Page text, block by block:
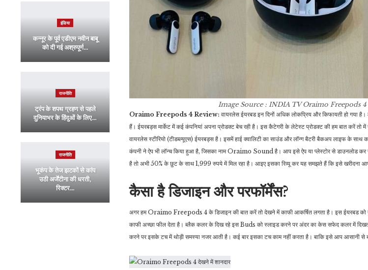
Image Source : INDIA TVOraimo Freepods 4
Oraimo Freepods 4 Review: वायरलेस ईयरबड इन दिनों अधिक लोकप्रिय और किफायती हो गया
हैं। ईयरबड्स मार्केट में कई कंपनियां अपना प्रोडक्ट बेच रही है। इस कैटेगरी के लेटेस्ट प्रोडक्ट की हम बात
वायरलेस स्टीरियो (टीडब्ल्यूएस) ईयरबड्स है। इसमें हाई क्वालिटी का साउंड और लॉन्ग बैटरी बैकअप लाइफ के
कंपनी ने ऐप भी लॉन्च किया हुआ है, जिसका नाम Oraimo Sound है। आप इसे ऐप या प्लेस्टोर से डाउनलोड
है तो अभी 50% के छुट के साथ 1,999 रुपये में मिल रहा है। आइए इसका रिव्यू कर यह समझते हैं कि इसे खरीदना
कैसा है डिजाइन और परफॉर्मेंस?
अगर हम Oraimo Freepods 4 के डिजाइन की बात करें तो देखने में काफी आकर्षित लगता है। इस ईयरबड को
काफी अच्छा फील देता है। ब्लैक कलर के दिख रहे इस Buds को स्लाइड करने पर अंदर का केस सफेद कलर में
करने पर इसके टच में थोड़ी समस्या नजर आती है। कई बार इसका टच काम नहीं करता है। बाकि इसे आप आसानी
इंडिया
कन्नूर के पूर्व एडीएम नवीन बाबू
को दी गई अश्रुपूर्ण…
राजनीति
ट्रंप के शपथ ग्रहण से पहले
दुनियाभर के हिंदुओं के लिए…
राजनीति
भूकंप के तेज झटकों से कांप
उठी अर्जेंटीना की धरती,
रिक्टर…